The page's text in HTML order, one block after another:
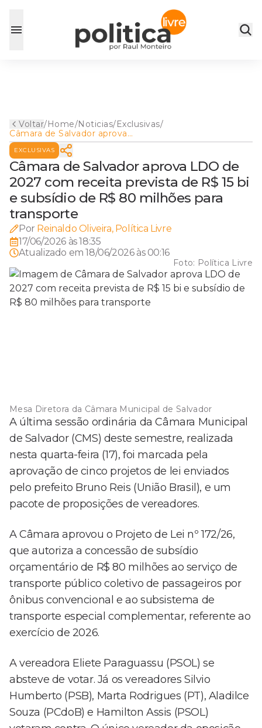
Voltar/Home/Noticias/Exclusivas/
Câmara de Salvador aprova
LDO de 2027 com receita
prevista de R$ 15 bi e
subsídio de R$ 80 milhões
para transporte
EXCLUSIVAS
Câmara de Salvador aprova LDO de
2027 com receita prevista de R$ 15 bi
e subsídio de R$ 80 milhões para
transporte
Por Reinaldo Oliveira, Política Livre
17/06/2026 às 18:35
Atualizado em18/06/2026 às 00:16
Foto: Política Livre
Mesa Diretora da Câmara Municipal de Salvador
A última sessão ordinária da Câmara Municipal
de Salvador (CMS) deste semestre, realizada
nesta quarta-feira (17), foi marcada pela
aprovação de cinco projetos de lei enviados
pelo prefeito Bruno Reis (União Brasil), e um
pacote de proposições de vereadores.
A Câmara aprovou o Projeto de Lei nº 172/26,
que autoriza a concessão de subsídio
orçamentário de R$ 80 milhões ao serviço de
transporte público coletivo de passageiros por
ônibus convencional e ao subsistema de
transporte especial complementar, referente ao
exercício de 2026.
A vereadora Eliete Paraguassu (PSOL) se
absteve de votar. Já os vereadores Silvio
Humberto (PSB), Marta Rodrigues (PT), Aladilce
Souza (PCdoB) e Hamilton Assis (PSOL)